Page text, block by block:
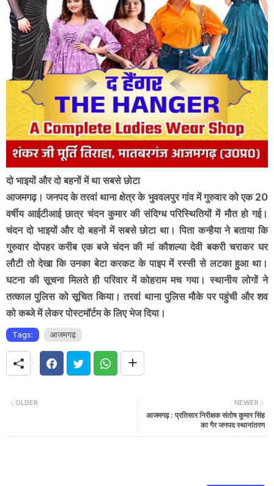
दो भाइयों और दो बहनों में था सबसे छोटा
आजमगढ़। जनपद के तरवां थाना क्षेत्र के भुववलपुर गांव में गुरुवार को एक 20
वर्षीय आईटीआई छात्र चंदन कुमार की संदिग्ध परिस्थितियों में मौत हो गई।
चंदन दो भाइयों और दो बहनों में सबसे छोटा था। पिता कन्हैया ने बताया कि
गुरुवार दोपहर करीब एक बजे चंदन की मां कौशल्या देवी बकरी चराकर घर
लौटी तो देखा कि उनका बेटा करकट के पाइप में रस्सी से लटका हुआ था।
घटना की सूचना मिलते ही परिवार में कोहराम मच गया। स्थानीय लोगों ने
तत्काल पुलिस को सूचित किया। तरवां थाना पुलिस मौके पर पहुंची और शव
को कब्जे में लेकर पोस्टमॉर्टम के लिए भेज दिया।
Tags: आजमगढ़
NEWER
आजमगढ़ : प्रतिसार निरीक्षक संतोष कुमार सिंह
का गैर जनपद स्थानांतरण
OLDER